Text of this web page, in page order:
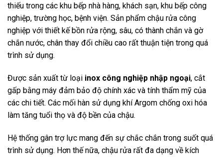
thiếu trong các khu bếp nhà hàng, khách sạn, khu bếp công
nghiệp, trường học, bệnh viện. Sản phẩm chậu rửa công
nghiệp với thiết kế bồn rửa rộng, sâu, có thành chắn và gờ
chắn nước, chân thay đổi chiều cao rất thuận tiện trong quá
trình sử dụng.
Được sản xuất từ loại inox công nghiệp nhập ngoại, cắt
gấp bằng máy đảm bảo độ chính xác và tính thẩm mỹ của
các chi tiết. Các mối hàn sử dụng khí Argom chống oxi hóa
làm tăng tuổi thọ và độ bền của chậu.
Hệ thống gân trợ lực mang đến sự chắc chắn trong suốt quá
trình sử dụng. Hơn thế nữa, chậu rửa rất đa dạng về kích